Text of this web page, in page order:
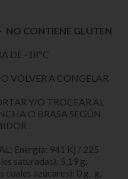
NO CONTIENE GLUTEN
DE -18ºC
VOLVER A CONGELAR
Y/O TROCEAR AL
O BRASA SEGÚN
Energía: 941 Kj / 225
saturadas): 5,19 g;
azúcares): 0 g, g,